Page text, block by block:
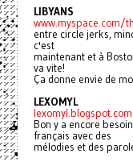
LIBYANS
www.myspace.com/
entre circle jerks,
c'est
maintenant et à
va vite!
Ça donne envie de
LEXOMYL
lexomyl.blogspot.com
Bon y a encore
français avec des
mélodies et des